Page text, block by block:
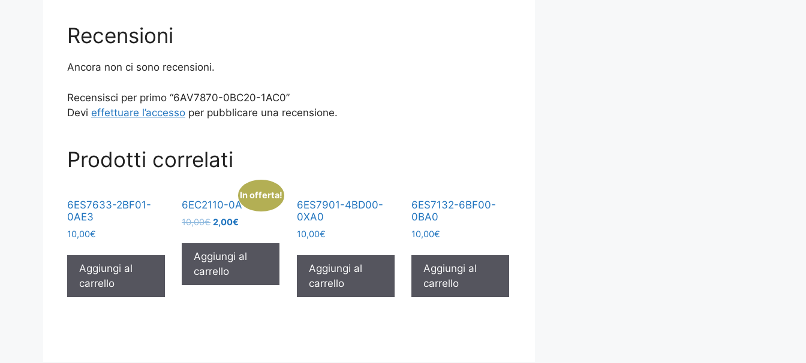
Recensioni
Ancora non ci sono recensioni.
Recensisci per primo “6AV7870-0BC20-1AC0”
Devi effettuare l’accesso per pubblicare una recensione.
Prodotti correlati
6ES7633-2BF01-
0AE3
10,00€
Aggiungi al
carrello
In offerta!
6EC2110-0A
10,00€ 2,00€
Aggiungi al
carrello
6ES7901-4BD00-
0XA0
10,00€
Aggiungi al
carrello
6ES7132-6BF00-
0BA0
10,00€
Aggiungi al
carrello